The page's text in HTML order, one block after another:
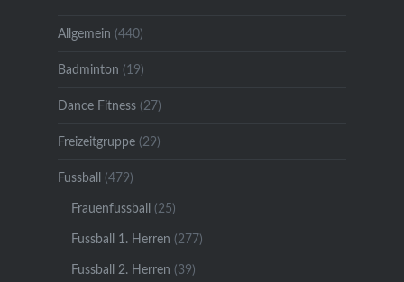
Allgemein (440)
Badminton (19)
Dance Fitness(27)
Freizeitgruppe(29)
Fussball (479)
Frauenfussball (25)
Fussball 1. Herren (277)
Fussball 2. Herren (39)